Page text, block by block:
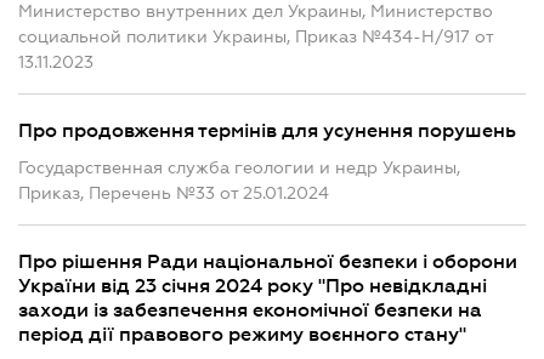
Министерство внутренних дел Украины, Министерство
социальной политики Украины, Приказ №434-Н/917 от
13.11.2023
Про продовження термінів для усунення порушень
Государственная служба геологии и недр Украины,
Приказ, Перечень №33 от 25.01.2024
Про рішення Ради національної безпеки і оборони
України від 23 січня 2024 року "Про невідкладні
заходи із забезпечення економічної безпеки на
період дії правового режиму воєнного стану"